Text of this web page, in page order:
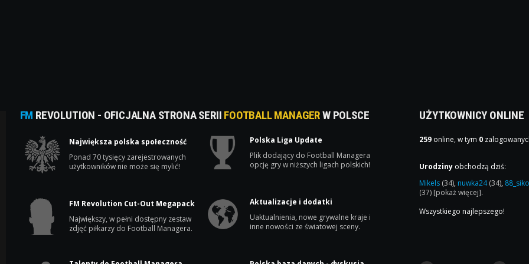
FM REVOLUTION - OFICJALNA STRONA SERII FOOTBALL MANAGERW POLSCE
Największa polska społeczność
Ponad 70 tysięcy zarejestrowanych
użytkowników nie może się mylić!
Polska Liga Update
Plik dodający do Football Managera
opcję gry w niższych ligach polskich!
FM Revolution Cut-Out Megapack
Największy, w pełni dostępny zestaw
zdjęć piłkarzy do Football Managera.
Aktualizacje i dodatki
Uaktualnienia, nowe grywalne kraje i
inne nowości ze światowej sceny.
UŻYTKOWNICY ONLINE
259 online, w tym 0
Urodziny obchodzą dziś:
Mikels (34), nuwka24(34),
(37) [pokaż więcej].
Wszystkiego najlepszego!